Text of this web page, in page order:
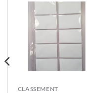
CLASSEMENT